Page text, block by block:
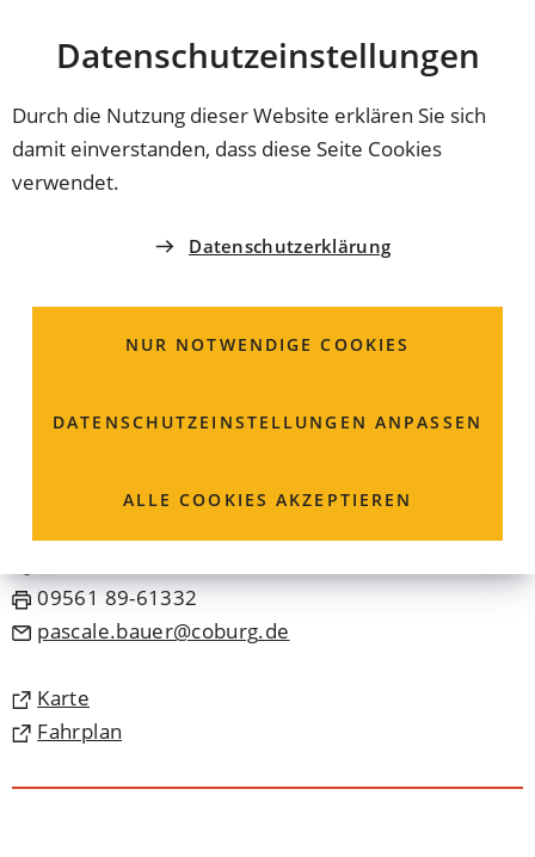
Datenschutz­einstellungen
Durch die Nutzung dieser Website erklären Sie sich
damit einverstanden, dass diese Seite Cookies
verwendet.
Datenschutzerklärung
NUR NOTWENDIGE COOKIES
DATENSCHUTZ­EINSTELLUNGEN ANPASSEN
ALLE COOKIES AKZEPTIEREN
INHALT ANSPRINGEN
Coburg
Bürgerdienste
Am Viktoriabrunnen 4
09561 89-61332
pascale.bauer
coburg de
Karte
(Öffnet
in
neuen
Fahrplan
(Öffnet
einem